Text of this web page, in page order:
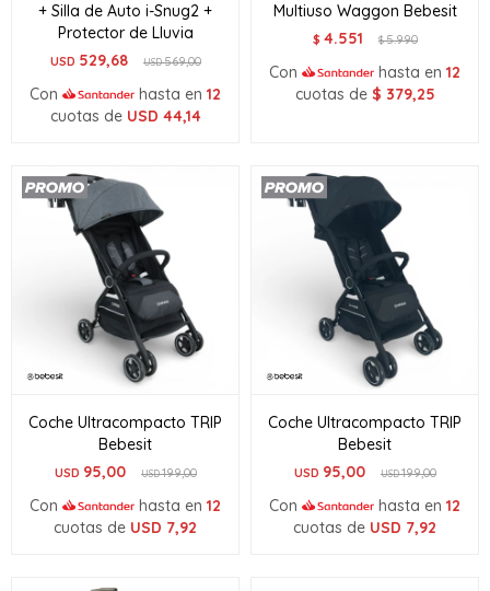
+ Silla de Auto i-Snug2 +
Protector de Lluvia
USD 529,68 USD569,00
Con hasta en 12
cuotas de USD 44,14
Multiuso Waggon Bebesit
$ 4.551 $5.990
Con hasta en 12
cuotas de $ 379,25
Coche Ultracompacto TRIP
Bebesit
USD 95,00 USD199,00
Con hasta en 12
cuotas de USD 7,92
Coche Ultracompacto TRIP
Bebesit
USD 95,00 USD199,00
Con hasta en 12
cuotas de USD 7,92